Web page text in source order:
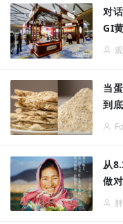
对
GI
当
到
从
做